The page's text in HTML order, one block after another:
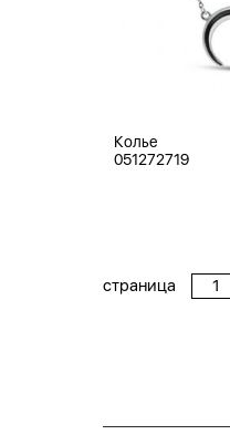
Колье
051272719
страница